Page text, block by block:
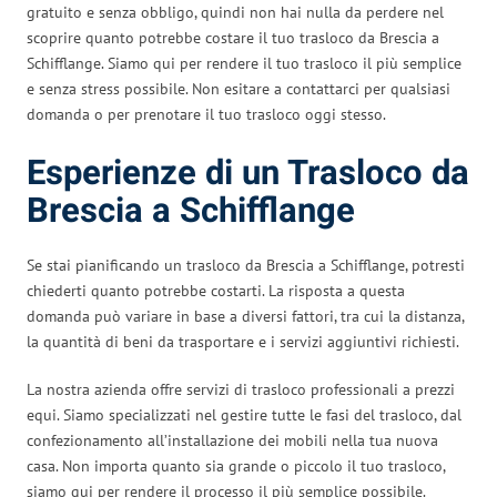
gratuito e senza obbligo, quindi non hai nulla da perdere nel
scoprire quanto potrebbe costare il tuo trasloco da Brescia a
Schifflange. Siamo qui per rendere il tuo trasloco il più semplice
e senza stress possibile. Non esitare a contattarci per qualsiasi
domanda o per prenotare il tuo trasloco oggi stesso.
Esperienze di un Trasloco da
Brescia a Schifflange
Se stai pianificando un trasloco da Brescia a Schifflange, potresti
chiederti quanto potrebbe costarti. La risposta a questa
domanda può variare in base a diversi fattori, tra cui la distanza,
la quantità di beni da trasportare e i servizi aggiuntivi richiesti.
La nostra azienda offre servizi di trasloco professionali a prezzi
equi. Siamo specializzati nel gestire tutte le fasi del trasloco, dal
confezionamento all’installazione dei mobili nella tua nuova
casa. Non importa quanto sia grande o piccolo il tuo trasloco,
siamo qui per rendere il processo il più semplice possibile.